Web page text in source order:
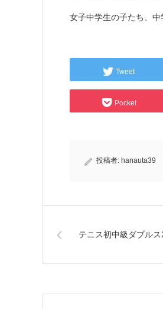
女子中学生の子たち、中
Tweet
Pocket
投稿者: hanauta39
テニス初中級ダブル